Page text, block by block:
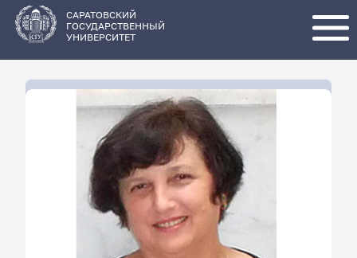
основному
содержанию
САРАТОВСКИЙ
ГОСУДАРСТВЕННЫЙ
УНИВЕРСИТЕТ